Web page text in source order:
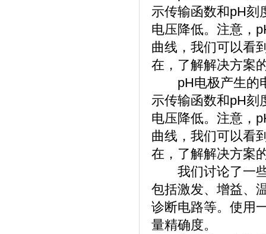
示传输函数和pH刻
电压降低。注意，
曲线，我们可以看
在，了解解决方案
pH电极产生的电
示传输函数和pH刻
电压降低。注意，
曲线，我们可以看
在，了解解决方案
我们讨论了一些
包括激发、增益、
诊断电路等。使用
量精确度。